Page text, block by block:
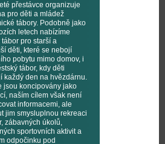
přestávce organizuje
pro děti a mládež
tábory. Podobně jako
letech nabízíme
pro starší a
děti, které se nebojí
pobytu mimo domov, i
tábor, kdy děti
každý den na hvězdárnu.
jsou koncipovány jako
naším cílem však není
informacemi, ale
jim smysluplnou rekreaci
zábavných úkolů,
sportovních aktivit a
odpočinku pod